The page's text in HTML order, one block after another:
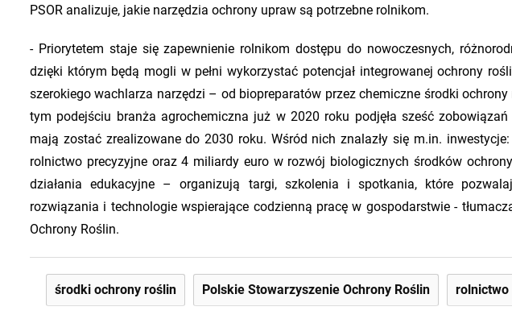
PSOR analizuje, jakie narzędzia ochrony upraw są potrzebne rolnikom.
- Priorytetem staje się zapewnienie rolnikom dostępu do nowoczesnych,
dzięki którym będą mogli w pełni wykorzystać potencjał integrowanej ochrony
szerokiego wachlarza narzędzi – od biopreparatów przez chemiczne środki
tym podejściu branża agrochemiczna już w 2020 roku podjęła sześć
mają zostać zrealizowane do 2030 roku. Wśród nich znalazły się m.in.
rolnictwo precyzyjne oraz 4 miliardy euro w rozwój biologicznych środków
działania edukacyjne – organizują targi, szkolenia i spotkania, które
rozwiązania i technologie wspierające codzienną pracę w gospodarstwie -
Ochrony Roślin.
środki ochrony roślin Polskie Stowarzyszenie Ochrony Roślin rolnictwo